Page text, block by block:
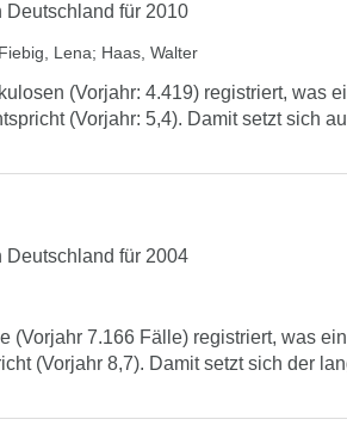
Deutschland für 2010
Fiebig, Lena; Haas, Walter
(Vorjahr: 4.419) registriert, was
(Vorjahr: 5,4). Damit setzt sich
Deutschland für 2004
(Vorjahr 7.166 Fälle) registriert, was
(Vorjahr 8,7). Damit setzt sich der